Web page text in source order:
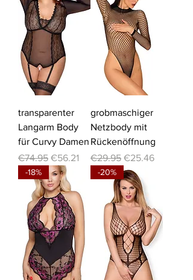
transparenter
Langarm Body
für Curvy Damen
Regular Price
€74.95 Sale Price
€56.21
grobmaschiger
Netzbody mit
Rückenöffnung
Regular Price
€29.95 Sale Price
€25.46
-18% -20%